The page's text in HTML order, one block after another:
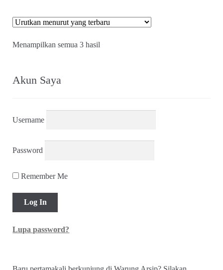
Menampilkan semua 3 hasil
Akun Saya
Username
Password
Remember Me
Lupa password?